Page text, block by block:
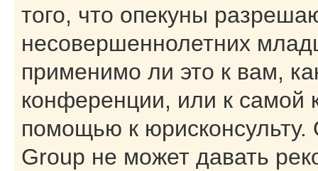
того, что опекуны
несовершеннолетних
применимо ли это к вам,
конференции, или к самой
помощью к
Group не может давать